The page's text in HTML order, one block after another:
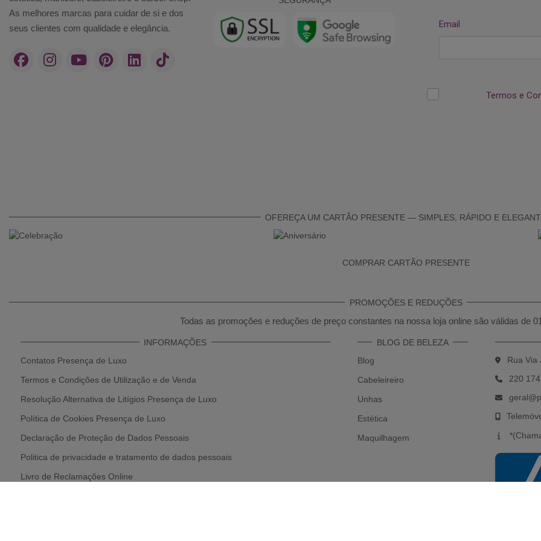
As melhores marcas para cuidar de si e dos
seus clientes com qualidade e elegância.
OFEREÇA UM CARTÃO PRESENTE — SIMPLES, RÁPIDO E
COMPRAR CARTÃO PRESENTE
PROMOÇÕES E REDUÇÕES
Todas as promoções e reduções de preço constantes na nossa loja online são válidas de
INFORMAÇÕES
Contatos Presença de Luxo
Termos e Condições de Utilização e de Venda
Resolução Alternativa de Litígios Presença de Luxo
Política de Cookies Presença de Luxo
Declaração de Proteção de Dados Pessoais
Politica de privacidade e tratamento de dados pessoais
Livro de Reclamações Online
BLOG DE BELEZA
Blog
Cabeleireiro
Unhas
Estética
Maquilhagem
Rua Via
220